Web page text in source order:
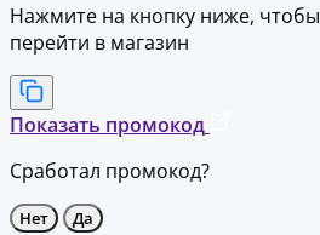
Нажмите на кнопку ниже, чтобы
перейти в магазин
Показать промокод
Сработал промокод?
Нет Да